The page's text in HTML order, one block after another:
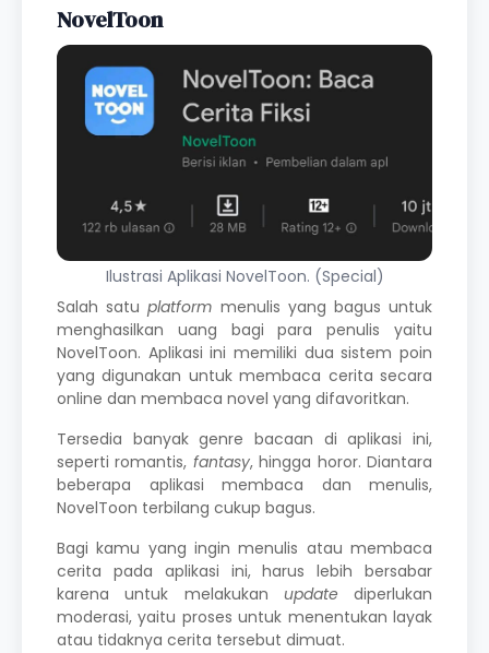
NovelToon
Ilustrasi Aplikasi NovelToon. (Special)
Salah satuplatform menulis yang bagus untuk
menghasilkan uang bagi para penulis yaitu
NovelToon. Aplikasi ini memiliki dua sistem poin
yang digunakan untuk membaca cerita secara
online dan membaca novel yang difavoritkan.
Tersedia banyak genre bacaan di aplikasi ini,
seperti romantis, fantasy, hingga horor. Diantara
beberapa aplikasi membaca dan menulis,
NovelToon terbilang cukup bagus.
Bagi kamu yang ingin menulis atau membaca
cerita pada aplikasi ini, harus lebih bersabar
karena untuk melakukan update diperlukan
moderasi, yaitu proses untuk menentukan layak
atau tidaknya cerita tersebut dimuat.